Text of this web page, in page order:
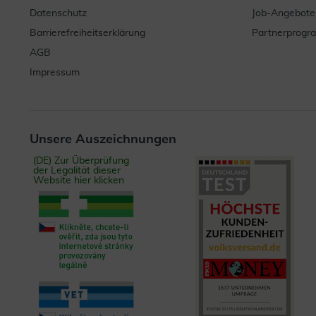
Datenschutz
Barrierefreiheitserklärung
AGB
Impressum
Job-Angebote
Unsere Auszeichnungen
(DE) Zur Überprüfung
der Legalität dieser
Website hier klicken